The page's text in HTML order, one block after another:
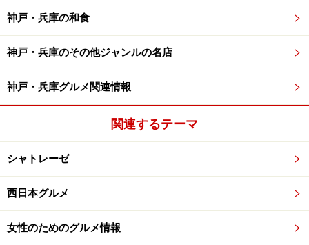
神戸・兵庫の和食
神戸・兵庫のその他ジャンルの名店
神戸・兵庫グルメ関連情報
関連するテーマ
シャトレーゼ
西日本グルメ
女性のためのグルメ情報